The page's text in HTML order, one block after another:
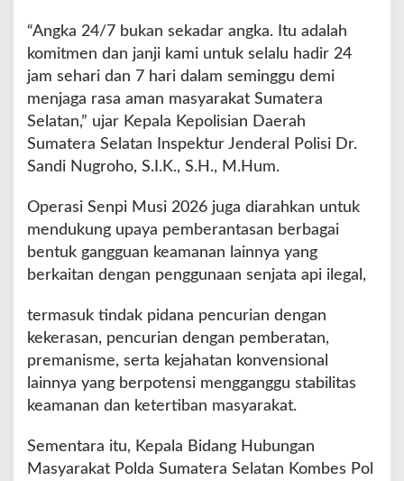
“Angka 24/7 bukan sekadar angka. Itu adalah
komitmen dan janji kami untuk selalu hadir 24
jam sehari dan 7 hari dalam seminggu demi
menjaga rasa aman masyarakat Sumatera
Selatan,” ujar Kepala Kepolisian Daerah
Sumatera Selatan Inspektur Jenderal Polisi Dr.
Sandi Nugroho, S.I.K., S.H., M.Hum.
Operasi Senpi Musi 2026 juga diarahkan untuk
mendukung upaya pemberantasan berbagai
bentuk gangguan keamanan lainnya yang
berkaitan dengan penggunaan senjata api ilegal,
termasuk tindak pidana pencurian dengan
kekerasan, pencurian dengan pemberatan,
premanisme, serta kejahatan konvensional
lainnya yang berpotensi mengganggu stabilitas
keamanan dan ketertiban masyarakat.
Sementara itu, Kepala Bidang Hubungan
Masyarakat Polda Sumatera Selatan Kombes Pol